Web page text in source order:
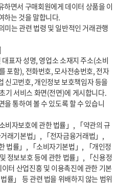
면서 구매회원에게 데이터 상품을 이
하는 것을 말합니다.
포함), 전화번호, 모사전송번호, 전자
신고번호, 개인정보 보호책임자 등을
기 서비스 화면(전면)에 게시합니다.
통하여 볼 수 있도록 할 수 있습니
래기본법」, 「전자금융거래법」,
법률」, 「소비자기본법」, 「개인정
정보보호 등에 관한 법률」, 「신용정
터 산업진흥 및 이용촉진에 관한 기본
률」 등 관련 법을 위배하지 않는 범위